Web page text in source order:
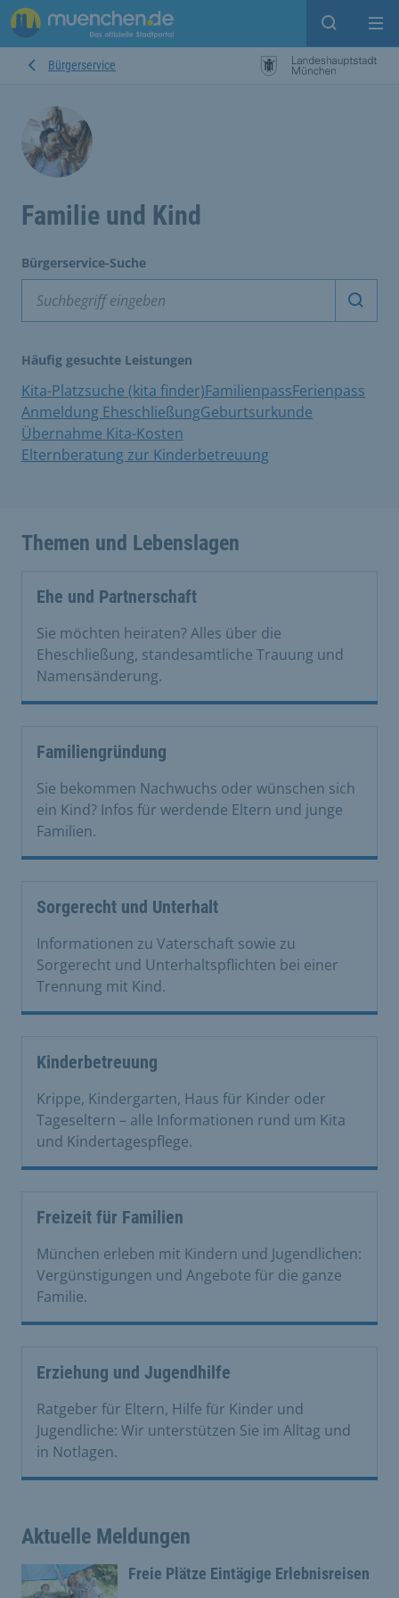
Suche
Bürgerservice
Familie und Kind
Bürgerservice-Suche
Häufig gesuchte Leistungen
Kita-Platzsuche (kita finder)FamilienpassFerienpass
Anmeldung EheschließungGeburtsurkunde
Übernahme Kita-Kosten
Elternberatung zur Kinderbetreuung
Themen und Lebenslagen
Ehe und Partnerschaft
Sie möchten heiraten? Alles über die
Eheschließung, standesamtliche Trauung und
Namensänderung.
Familiengründung
Sie bekommen Nachwuchs oder wünschen sich
ein Kind? Infos für werdende Eltern und junge
Familien.
Sorgerecht und Unterhalt
Informationen zu Vaterschaft sowie zu
Sorgerecht und Unterhaltspflichten bei einer
Trennung mit Kind.
Kinderbetreuung
Krippe, Kindergarten, Haus für Kinder oder
Tageseltern – alle Informationen rund um Kita
und Kindertagespflege.
Freizeit für Familien
München erleben mit Kindern und Jugendlichen:
Vergünstigungen und Angebote für die ganze
Familie.
Erziehung und Jugendhilfe
Ratgeber für Eltern, Hilfe für Kinder und
Jugendliche: Wir unterstützen Sie im Alltag und
in Notlagen.
Aktuelle Meldungen
Freie Plätze Eintägige Erlebnisreisen